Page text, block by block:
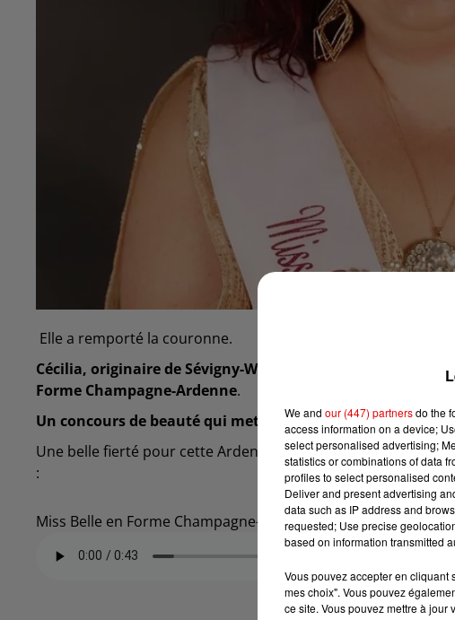
Elle a remporté la couronne.
Cécilia, originaire de Sévigny-Waleppe dans le sud
Forme Champagne-Ardenne.
Un concours de beauté qui met en avant les femmes avec
Une belle fierté pour cette Ardennaise de 42 ans qui souffle
:
Miss Belle en Forme Champagne-Ardenne 2023
We and our (447) partnersdo the
access information on a device;
select personalised advertising;
statistics or combinations of data
profiles to select personalised
Deliver and present advertising
data such as IP address and
requested; Use precise
based on information transmitted
Vous pouvez accepter en cliquant
mes choix". Vous pouvez
ce site. Vous pouvez mettre à jour